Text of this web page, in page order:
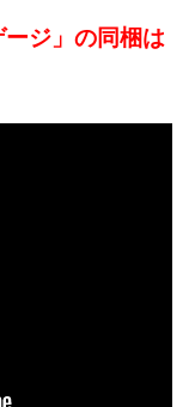
ジ」の同梱は